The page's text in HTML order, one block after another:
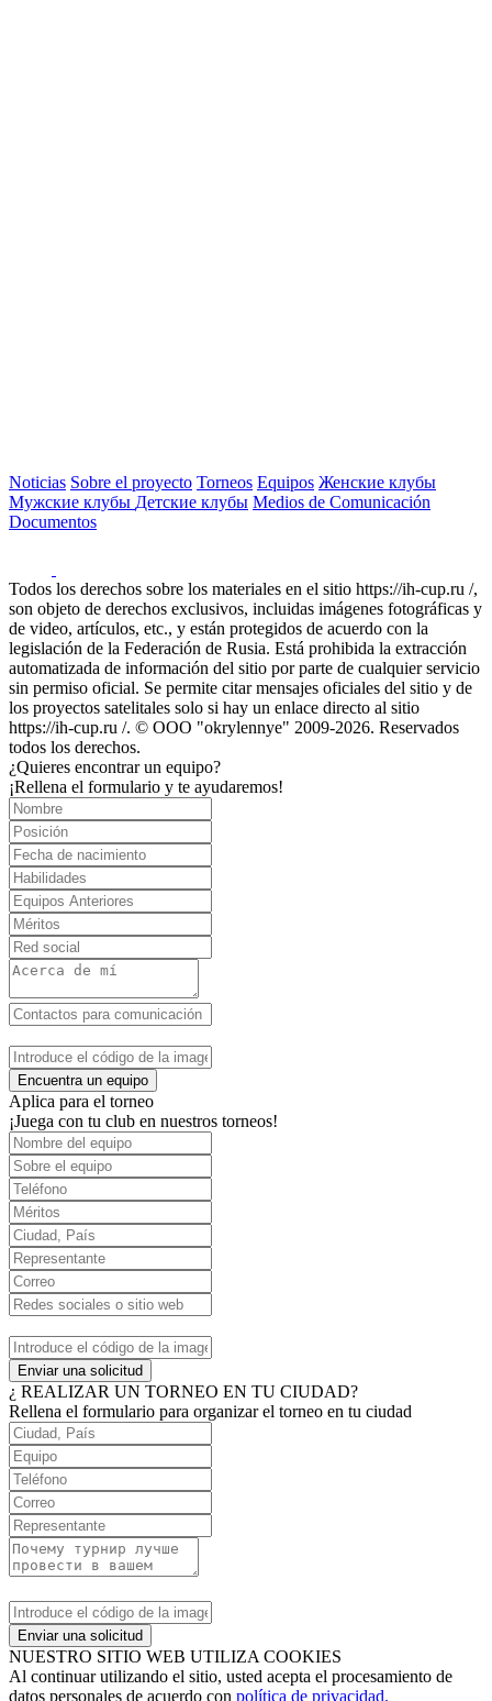
Noticias Sobre el proyecto Torneos Equipos Женские клубы
Мужские клубы Детские клубы Medios de Comunicación
Documentos
Todos los derechos sobre los materiales en el sitio https://ih-cup.ru /,
son objeto de derechos exclusivos, incluidas imágenes fotográficas y
de video, artículos, etc., y están protegidos de acuerdo con la
legislación de la Federación de Rusia. Está prohibida la extracción
automatizada de información del sitio por parte de cualquier servicio
sin permiso oficial. Se permite citar mensajes oficiales del sitio y de
los proyectos satelitales solo si hay un enlace directo al sitio
https://ih-cup.ru /. © OOO "okrylennye" 2009-2026. Reservados
todos los derechos.
¿Quieres encontrar un equipo?
¡Rellena el formulario y te ayudaremos!
Encuentra un equipo
Aplica para el torneo
¡Juega con tu club en nuestros torneos!
Enviar una solicitud
¿ REALIZAR UN TORNEO EN TU CIUDAD?
Rellena el formulario para organizar el torneo en tu ciudad
Enviar una solicitud
NUESTRO SITIO WEB UTILIZA COOKIES
Al continuar utilizando el sitio, usted acepta el procesamiento de
datos personales de acuerdo con política de privacidad.